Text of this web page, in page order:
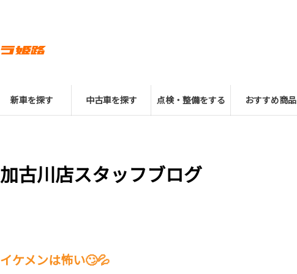
新車を探す 中古車を探す 点検・整備をする おすすめ商品
加古川店スタッフブログ
イケメンは怖い🙄💦